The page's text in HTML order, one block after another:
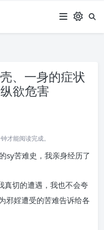
、一身的症状
欲危害
才能阅读完成。
苦难史，我亲身经历了
真切的遭遇，我也不会夸
邪婬遭受的苦难告诉给各